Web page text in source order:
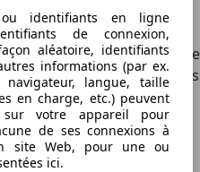
ou identifiants en ligne
de connexion,
aléatoire, identifiants
informations (par ex.
langue, taille
en charge, etc.) peuvent
votre appareil pour
de ses connexions à
site Web, pour une ou
ici.
de vitesse et de régime
chaque départassure une
et réduit les frottements
internes plus fragiles à
inutilement , car un poids
et les composants